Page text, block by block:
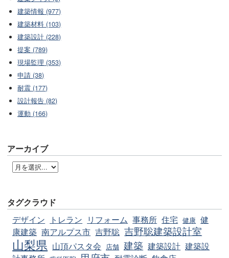
建築情報 (977)
建築材料 (103)
建築設計 (228)
提案 (789)
現場監理 (353)
申請 (38)
耐震 (177)
設計報告 (82)
運動 (166)
アーカイブ
タグクラウド
デザイン トレラン リフォーム 事務所 住宅 健康 健
康建築 南アルプス市 吉野聡 吉野聡建築設計室
山梨県 山頂パスタ会 店舗 建築 建築設計 建築設